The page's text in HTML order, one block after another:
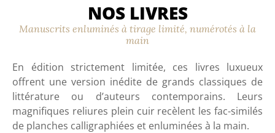
NOS LIVRES
Manuscrits enluminés à tirage limité, numérotés à la
main
En édition strictement limitée, ces livres luxueux
offrent une version inédite de grands classiques de
littérature ou d’auteurs contemporains. Leurs
magnifiques reliures plein cuir recèlent les fac-similés
de planches calligraphiées et enluminées à la main.